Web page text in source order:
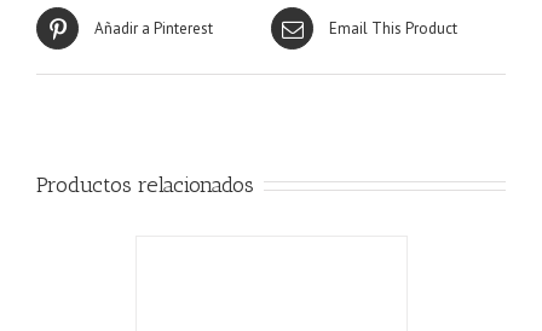
Añadir a Pinterest Email This Product
Productos relacionados